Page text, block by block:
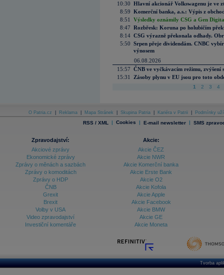
10:30 Hlavní akcionář Volkswagenu je ve
8:59 Komerční banka, a.s.: Výpis z
8:51
Výsledky oznámily CSG a Gen
8:47 Rozbřesk: Koruna po holubičím
8:14 CSG výrazně překonala odhady.
5:50 Srpen přeje dividendám. CNBC
výnosem
06.08.2026
15:57 ČNB ve vyčkávacím režimu, zvýšení
15:31
Zásoby plynu v EU jsou pro toto
1 2 3 4
O Patria.cz Reklama Mapa Stránek Skupina Patria Kariéra v Patrii Podmínky
RSS / XML | Cookies | E-mail newsletter | SMS
Zpravodajství:
Akciové zprávy
Ekonomické zprávy
Zprávy o měnách a sazbách
Zprávy o komoditách
Zprávy o HDP
ČNB
Grexit
Brexit
Volby v USA
Video zpravodajství
Investiční komentáře
Akcie:
Akcie ČEZ
Akcie NWR
Akcie Komerční banka
Akcie Erste Bank
Akcie O2
Akcie Kofola
Akcie Apple
Akcie Facebook
Akcie BMW
Akcie GE
Akcie Moneta
Tvorba